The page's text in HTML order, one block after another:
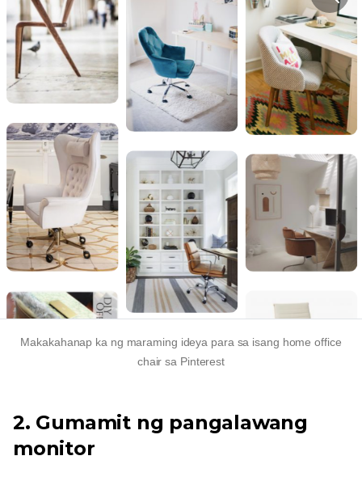
Makakahanap ka ng maraming ideya para sa isang home office
chair sa Pinterest
2. Gumamit ng pangalawang
monitor